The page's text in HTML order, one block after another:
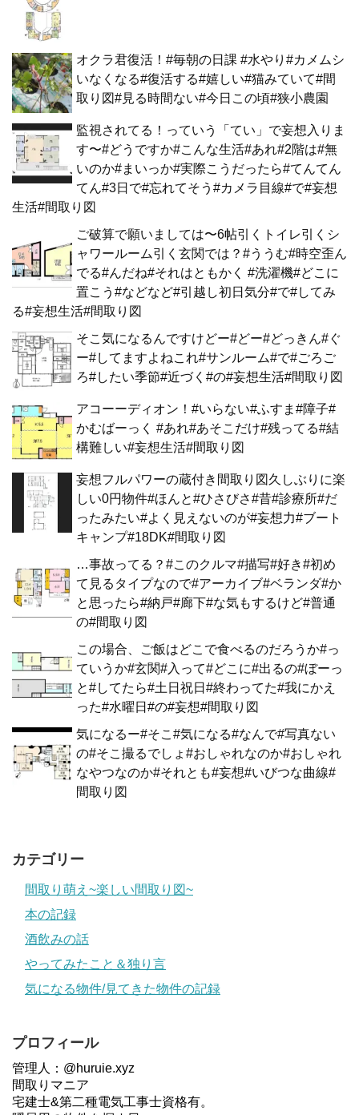
オクラ君復活！#毎朝の日課 #水やり#カメムシ
いなくなる#復活する#嬉しい#猫みていて#間
取り図#見る時間ない#今日この頃#狭小農園
監視されてる！っていう「てい」で妄想入りま
す〜#どうですか#こんな生活#あれ#2階は#無
いのか#まいっか#実際こうだったら#てんてん
てん#3日で#忘れてそう#カメラ目線#で#妄想
生活#間取り図
ご破算で願いましては〜6帖引くトイレ引くシ
ャワールーム引く玄関では？#ううむ#時空歪ん
でる#んだね#それはともかく #洗濯機#どこに
置こう#などなど#引越し初日気分#で#してみ
る#妄想生活#間取り図
そこ気になるんですけどー#どー#どっきん#ぐ
ー#してますよねこれ#サンルーム#で#ごろご
ろ#したい季節#近づく#の#妄想生活#間取り図
アコーーディオン！#いらない#ふすま#障子#
かむばーっく #あれ#あそこだけ#残ってる#結
構難しい#妄想生活#間取り図
妄想フルパワーの蔵付き間取り図久しぶりに楽
しい0円物件#ほんと#ひさびさ#昔#診療所#だ
ったみたい#よく見えないのが#妄想力#ブート
キャンプ#18DK#間取り図
…事故ってる？#このクルマ#描写#好き#初め
て見るタイプなので#アーカイブ#ベランダ#か
と思ったら#納戸#廊下#な気もするけど#普通
の#間取り図
この場合、ご飯はどこで食べるのだろうか#っ
ていうか#玄関#入って#どこに#出るの#ぼーっ
と#してたら#土日祝日#終わってた#我にかえ
った#水曜日#の#妄想#間取り図
気になるー#そこ#気になる#なんで#写真ない
の#そこ撮るでしょ#おしゃれなのか#おしゃれ
なやつなのか#それとも#妄想#いびつな曲線#
間取り図
カテゴリー
間取り萌え~楽しい間取り図~
本の記録
酒飲みの話
やってみたこと＆独り言
気になる物件/見てきた物件の記録
プロフィール
管理人：@huruie.xyz
間取りマニア
宅建士&第二種電気工事士資格有。